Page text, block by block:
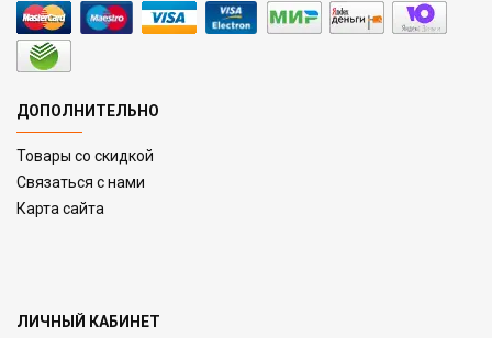
ДОПОЛНИТЕЛЬНО
Товары со скидкой
Связаться с нами
Карта сайта
ЛИЧНЫЙ КАБИНЕТ